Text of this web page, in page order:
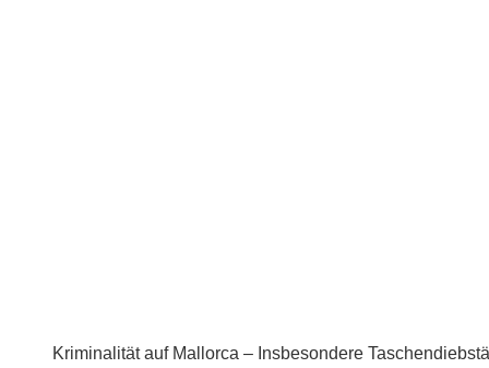
Kriminalität auf Mallorca – Insbesondere